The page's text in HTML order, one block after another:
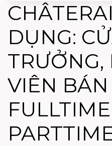
DỤNG:
TRƯỞNG,
VIÊN